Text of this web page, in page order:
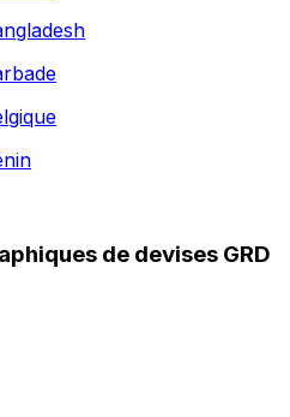
de devises GRD